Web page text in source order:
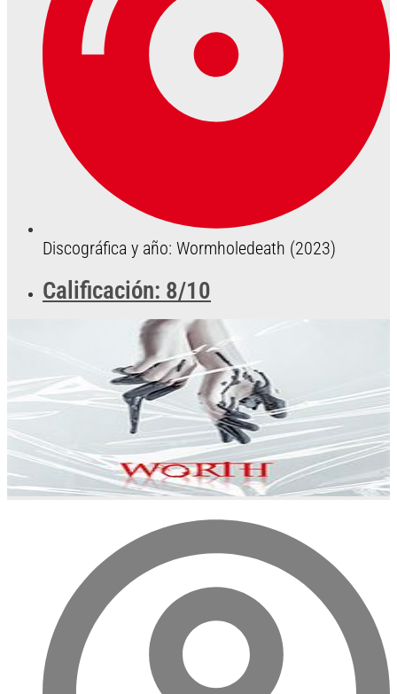
Discográfica y año: Wormholedeath (2023)
Calificación: 8/10